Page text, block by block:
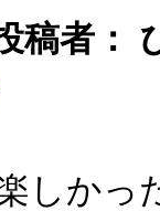
稿者：
しかっ